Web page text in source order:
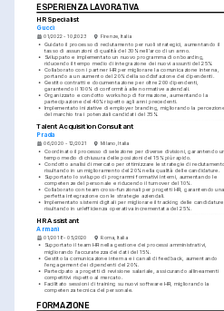
ESPERIENZA LAVORATIVA
HR Specialist
Gucci
01/2022 - 10/2023 Firenze, Italia
• Guidato il processo di reclutamento per ruoli strategici, aumentando il
tasso di assunzioni di qualità del 30% nell'arco di un anno.
• Sviluppato e implementato un nuovo programma di onboarding,
riducendo il tempo medio di integrazione dei nuovi assunti del 25%.
• Collaborato con i partner HR per migliorare la comunicazione interna,
portando a un aumento del 20% della soddisfazione dei dipendenti.
• Gestito contratti e documentazione per oltre 200 dipendenti,
garantendo il 100% di conformità alle normative aziendali.
• Organizzato e condotto workshop di formazione, aumentando la
partecipazione del 40% rispetto agli anni precedenti.
• Implementato iniziative di employer branding, migliorando la percezione
del marchio tra i potenziali candidati del 35%.
Talent Acquisition Consultant
Prada
06/2020 - 12/2021 Milano, Italia
• Coordinato il processo di selezione per diverse divisioni, garantendo un
tempo medio di chiusura delle posizioni del 15% più rapido.
• Condotto analisi di mercato per ottimizzare le strategie di reclutamento,
risultando in un miglioramento del 20% nella qualità delle candidature.
•
Supportato lo sviluppo di programmi formativi interni, aumentando le
competenze del personale e riducendo il turnover del 10%.
• Collaborato con team cross-funzionali per progetti HR, garantendo una
perfetta integrazione con le strategie aziendali.
• Implementato sistemi digitali per migliorare il tracking delle candidature,
risultando in un’efficienza operativa incrementata del 25%.
HR Assistant
Armani
01/2018 - 05/2020 Roma, Italia
• Supportato il team HR nella gestione dei processi amministrativi,
migliorando l'accuratezza dei dati del 15%.
• Gestito la comunicazione interna e i canali di feedback, aumentando
l'engagement dei dipendenti del 20%.
• Partecipato a progetti di revisione salariale, assicurando allineamenti
competitivi rispetto al mercato.
• Facilitato sessioni di training su nuovi software HR, migliorando la
competenza tecnica del personale.
FORMAZIONE